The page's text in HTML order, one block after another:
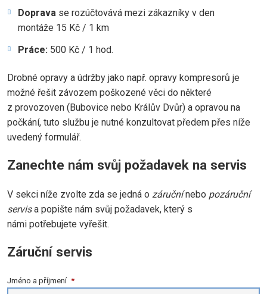
Doprava se rozúčtovává mezi zákazníky v den
montáže 15 Kč / 1 km
Práce:500 Kč / 1 hod.
Drobné opravy a údržby jako např. opravy kompresorů je
možné řešit závozem poškozené věci do některé
z provozoven (Bubovice nebo Králův Dvůr) a opravou na
počkání, tuto službu je nutné konzultovat předem přes níže
uvedený formulář.
Zanechte nám svůj požadavek na servis
V sekci níže zvolte zda se jedná o záručnínebo pozáruční
servisa popište nám svůj požadavek, který s
námi potřebujete vyřešit.
Záruční servis
Jméno a příjmení *